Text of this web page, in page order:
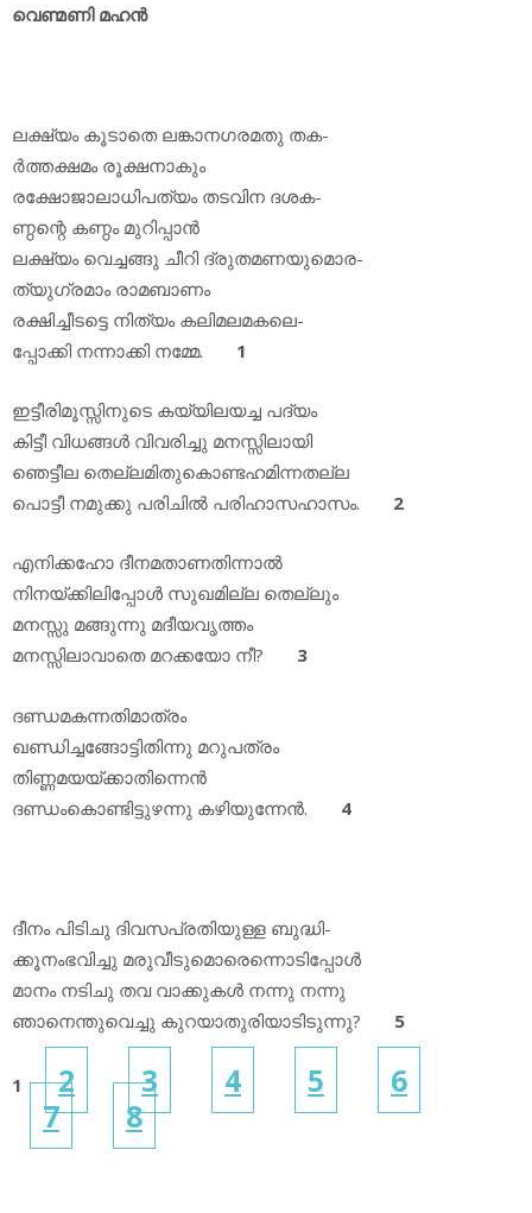
വെണ്മണി മഹൻ
ലക്ഷ്യം കൂടാതെ ലങ്കാനഗരമതു തക-
ർത്തക്ഷമം രൂക്ഷനാകും
രക്ഷോജാലാധിപത്യം തടവിന ദശക-
ണ്ഠന്റെ കണ്ഠം മുറിപ്പാൻ
ലക്ഷ്യം വെച്ചങ്ങു ചീറി ദ്രുതമണയുമൊര-
ത്യുഗ്രമാം രാമബാണം
രക്ഷിച്ചീടട്ടെ നിത്യം കലിമലമകലെ-
പ്പോക്കി നന്നാക്കി നമ്മേ.
1
ഇട്ടീരിമൂസ്സിനുടെ കയ്യിലയച്ച പദ്യം
കിട്ടീ വിധങ്ങൾ വിവരിച്ചു മനസ്സിലായി
ഞെട്ടീല തെല്ലമിതുകൊണ്ടഹമിന്നതല്ല
പൊട്ടീ നമുക്കു പരിചിൽ പരിഹാസഹാസം.
2
എനിക്കഹോ ദീനമതാണതിന്നാൽ
നിനയ്ക്കിലിപ്പോൾ സുഖമില്ല തെല്ലും
മനസ്സു മങ്ങുന്നു മദീയവൃത്തം
മനസ്സിലാവാതെ മറക്കയോ നീ?
3
ദണ്ഡമകന്നതിമാത്രം
ഖണ്ഡിച്ചങ്ങോട്ടിതിന്നു മറുപത്രം
തിണ്ണമയയ്ക്കാതിന്നെൻ
ദണ്ഡംകൊണ്ടിട്ടുഴന്നു കഴിയുന്നേൻ.
4
ദീനം പിടിചു ദിവസപ്രതിയുള്ള ബുദ്ധി-
ക്കൂനംഭവിച്ചു മരുവീടുമൊരെന്നൊടിപ്പോൾ
മാനം നടിചു തവ വാക്കുകൾ നന്നു നന്നു
ഞാനെന്തുവെച്ചു കുറയാതുരിയാടിടുന്നു?
5
1 2 3 4 5
6
7
8